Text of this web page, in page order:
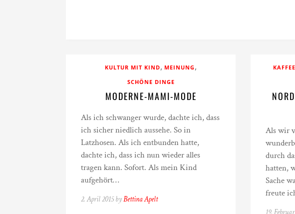
KULTUR MIT KIND, MEINUNG ,
SCHÖNE DINGE
MODERNE-MAMI-MODE
Als ich schwanger wurde, dachte ich, dass
ich sicher niedlich aussehe. So in
Latzhosen. Als ich entbunden hatte,
dachte ich, dass ich nun wieder alles
tragen kann. Sofort. Als mein Kind
aufgehört…
2. April 2015 byBettina Apelt
Als wir
durch
hatten,
Sache
freute